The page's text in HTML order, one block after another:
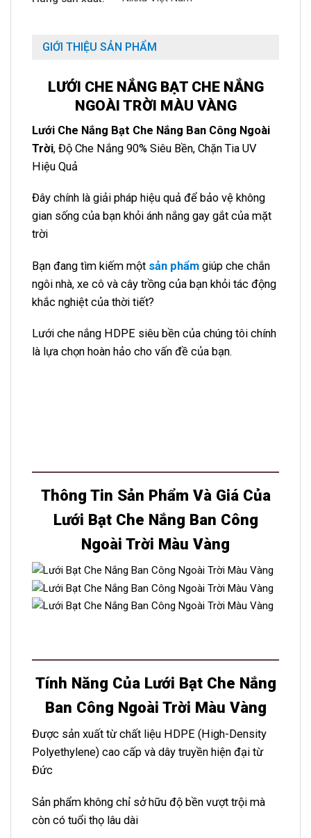
GIỚI THIỆU SẢN PHẨM
LƯỚI CHE NẮNG BẠT CHE NẮNG
NGOÀI TRỜI MÀU VÀNG
Lưới Che Nắng Bạt Che Nắng Ban Công Ngoài
Trời, Độ Che Nắng 90% Siêu Bền, Chặn Tia UV
Hiệu Quả
Đây chính là giải pháp hiệu quả để bảo vệ không
gian sống của bạn khỏi ánh nắng gay gắt của mặt
trời
Bạn đang tìm kiếm một sản phẩm giúp che chắn
ngôi nhà, xe cô và cây trồng của bạn khỏi tác động
khắc nghiệt của thời tiết?
Lưới che nắng HDPE siêu bền của chúng tôi chính
là lựa chọn hoàn hảo cho vấn đề của bạn.
Thông Tin Sản Phẩm Và Giá Của
Lưới Bạt Che Nắng Ban Công
Ngoài Trời Màu Vàng
Tính Năng Của Lưới Bạt Che Nắng
Ban Công Ngoài Trời Màu Vàng
Được sản xuất từ chất liệu HDPE (High-Density
Polyethylene) cao cấp và dây truyền hiện đại từ
Đức
Sản phẩm không chỉ sở hữu độ bền vượt trội mà
còn có tuổi thọ lâu dài